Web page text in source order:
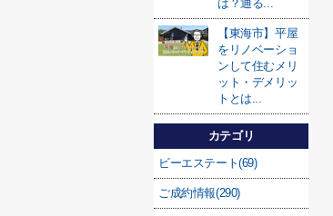
は？通る...
【東海市】平屋
をリノベーショ
ンして住むメリ
ット・デメリッ
トとは...
カテゴリ
ビーエステート(69)
ご成約情報(290)